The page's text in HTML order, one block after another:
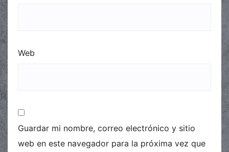
Web
Guardar mi nombre, correo electrónico y sitio
web en este navegador para la próxima vez que